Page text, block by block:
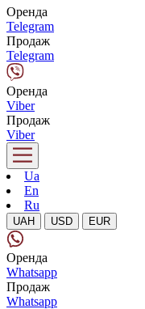
Оренда
Telegram
Продаж
Telegram
Оренда
Viber
Продаж
Viber
Ua
En
Ru
UAH USD EUR
Оренда
Whatsapp
Продаж
Whatsapp